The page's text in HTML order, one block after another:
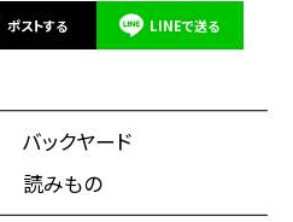
ポストする LINEで送る
バックヤード
読みもの